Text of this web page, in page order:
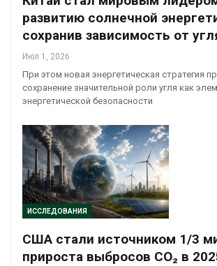
развитию солнечной
сохранив зависимость от
Июл 1, 2026
При этом новая энергетическая стратегия
сохранение значительной роли угля как
энергетической безопасности
ИССЛЕДОВАНИЯ
США стали источником 1/3
прироста выбросов CO₂ в